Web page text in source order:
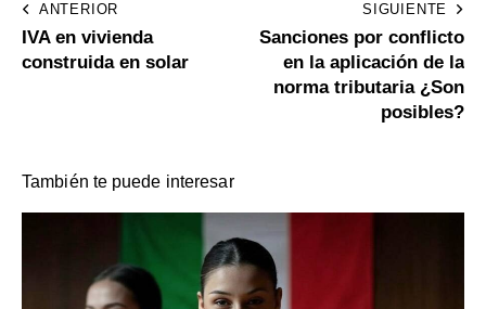
ANTERIOR
IVA en vivienda
construida en solar
SIGUIENTE
Sanciones por conflicto
en la aplicación de la
norma tributaria ¿Son
posibles?
También te puede interesar